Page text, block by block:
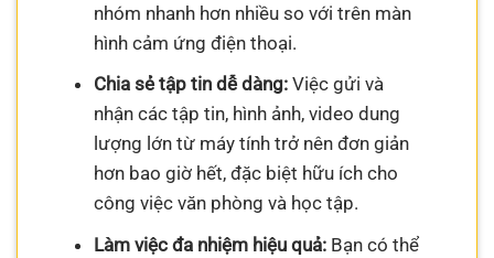
nhóm nhanh hơn nhiều so với trên màn
hình cảm ứng điện thoại.
Chia sẻ tập tin dễ dàng:Việc gửi và
nhận các tập tin, hình ảnh, video dung
lượng lớn từ máy tính trở nên đơn giản
hơn bao giờ hết, đặc biệt hữu ích cho
công việc văn phòng và học tập.
Làm việc đa nhiệm hiệu quả:Bạn có thể